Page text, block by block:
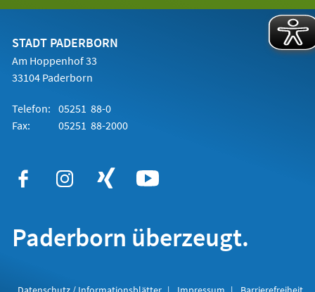
einem
STADT PADERBORN
Am Hoppenhof 33
33104 Paderborn
Telefon: 05251 88-0
Fax:
05251 88-2000
Paderborn überzeugt.